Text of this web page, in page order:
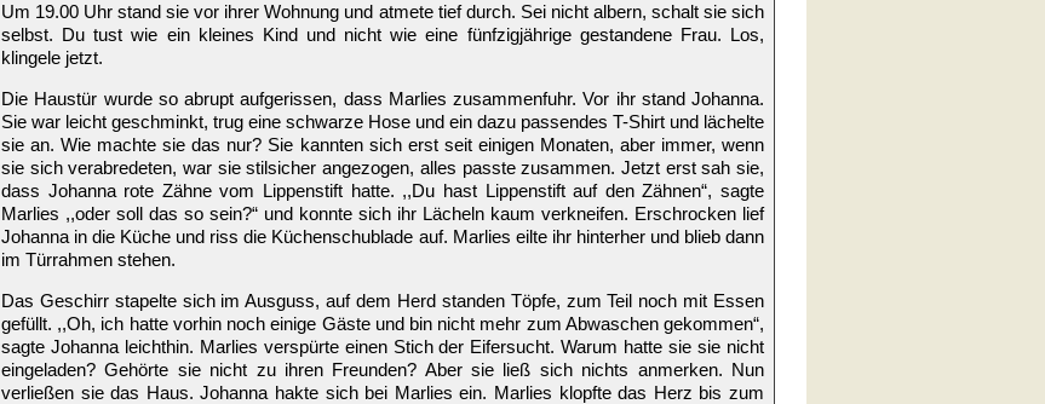
Um 19.00 Uhr stand sie vor ihrer Wohnung und atmete tief durch. Sei nicht albern, schalt sie sich
selbst. Du tust wie ein kleines Kind und nicht wie eine fünfzigjährige gestandene Frau. Los,
klingele jetzt.
Die Haustür wurde so abrupt aufgerissen, dass Marlies zusammenfuhr. Vor ihr stand Johanna.
Sie war leicht geschminkt, trug eine schwarze Hose und ein dazu passendes T-Shirt und lächelte
sie an. Wie machte sie das nur? Sie kannten sich erst seit einigen Monaten, aber immer, wenn
sie sich verabredeten, war sie stilsicher angezogen, alles passte zusammen. Jetzt erst sah sie,
dass Johanna rote Zähne vom Lippenstift hatte. ,,Du hast Lippenstift auf den Zähnen“, sagte
Marlies ,,oder soll das so sein?“ und konnte sich ihr Lächeln kaum verkneifen. Erschrocken lief
Johanna in die Küche und riss die Küchenschublade auf. Marlies eilte ihr hinterher und blieb dann
im Türrahmen stehen.
Das Geschirr stapelte sich im Ausguss, auf dem Herd standen Töpfe, zum Teil noch mit Essen
gefüllt. ,,Oh, ich hatte vorhin noch einige Gäste und bin nicht mehr zum Abwaschen gekommen“,
sagte Johanna leichthin. Marlies verspürte einen Stich der Eifersucht. Warum hatte sie sie nicht
eingeladen? Gehörte sie nicht zu ihren Freunden? Aber sie ließ sich nichts anmerken. Nun
verließen sie das Haus. Johanna hakte sich bei Marlies ein. Marlies klopfte das Herz bis zum